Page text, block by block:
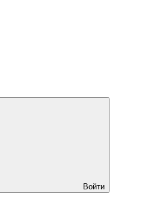
Войти